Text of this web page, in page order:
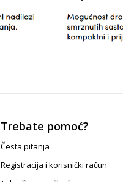
Trebate pomoć?
Česta pitanja
Registracija i korisnički račun